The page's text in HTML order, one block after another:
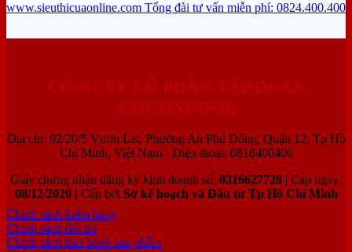
www.sieuthicuaonline.com Tổng đài tư vấn miễn phí: 0824.400.400
Địa chỉ: 92/20/5 Vườn Lài, Phường An Phú Đông, Quận 12, Tp Hồ
Chí Minh, Việt Nam - Điện thoại: 0818400400
Giấy chứng nhận đăng ký kinh doanh số: 0316627728 | Cấp ngày:
08/12/2020 |
Cấp bởi Sở kế hoạch và Đầu tư Tp Hồ Chí Minh
Chính sách kiểm hàng
Chính sách đổi trả
Chính sách bảo hành sản phẩm